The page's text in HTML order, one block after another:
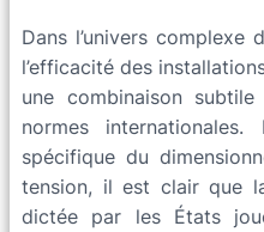
Dans l’univers complexe
l’efficacité des
une combinaison
normes
spécifique du
tension, il est clair que
dictée par les États